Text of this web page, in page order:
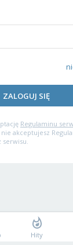
ZALOGUJ SIĘ
Regulaminu
akceptujesz
serwisu.
Hity